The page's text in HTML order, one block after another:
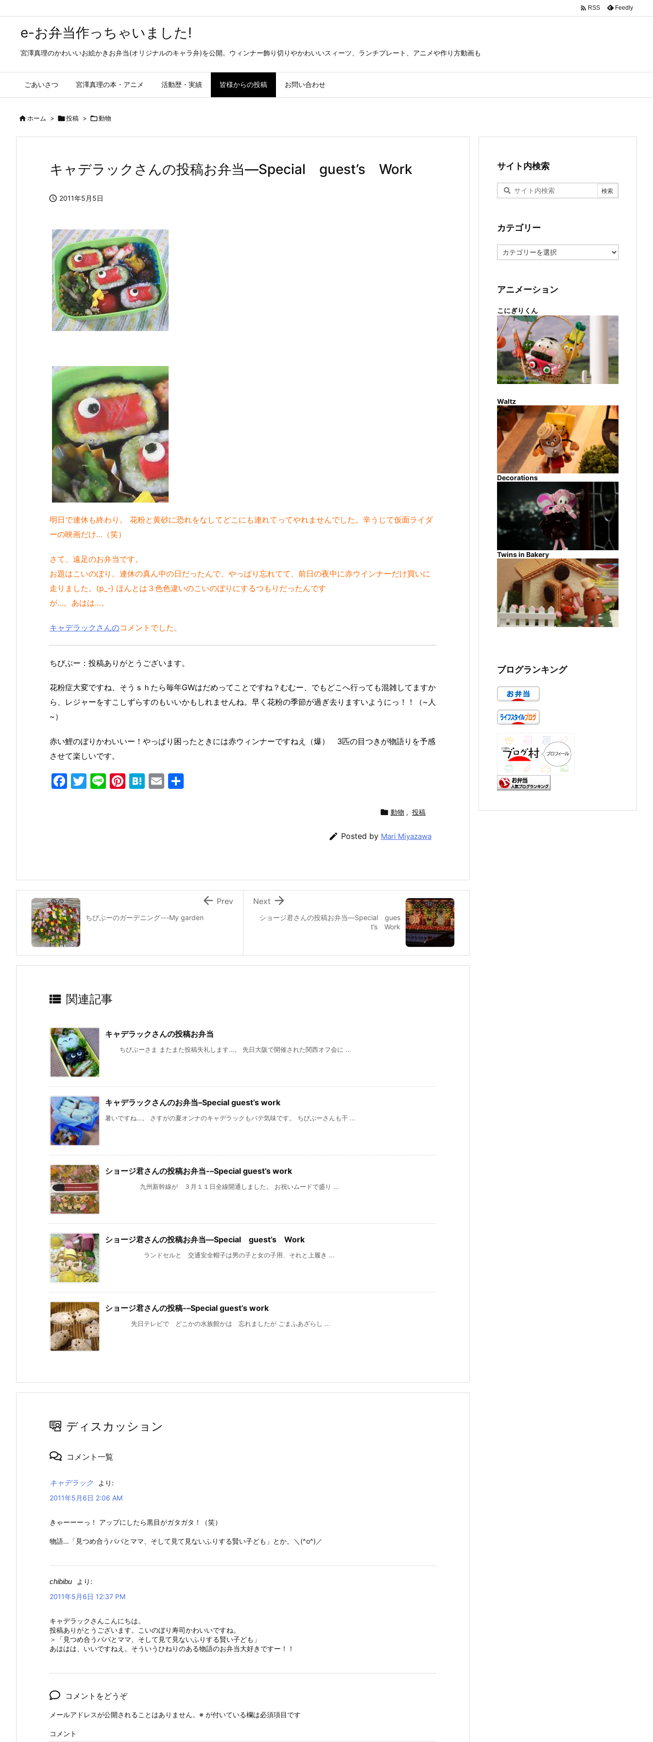
e-お弁当作っちゃいました!
宮澤真理のかわいいお絵かきお弁当(オリジナルのキャラ弁)を公開。ウィンナー飾り切りやかわいいスィーツ、ランチプレート、アニメや作り方動画も
ごあいさつ 宮澤真理の本・アニメ 活動歴・実績 皆様からの投稿 お問い合わせ
 RSS Feedly
ホーム > 投稿 > 動物
キャデラックさんの投稿お弁当—Special guest’s Work
 2011年5月5日
明日で連休も終わり。 花粉と黄砂に恐れをなしてどこにも連れてってやれませんでした。辛うじて仮面ライダ
ーの映画だけ…（笑）
さて、遠足のお弁当です。
お題はこいのぼり。連休の真ん中の日だったんで、やっぱり忘れてて、前日の夜中に赤ウインナーだけ買いに
走りました。(p_-) ほんとは３色色違いのこいのぼりにするつもりだったんです
が…。あはは…。
キャデラックさんのコメントでした。
ちびぶー：投稿ありがとうございます。
花粉症大変ですね、そうｓｈたら毎年GWはだめってことですね？むむー、でもどこへ行っても混雑してますか
ら、レジャーをすこしずらすのもいいかもしれませんね。早く花粉の季節が過ぎ去りますいようにっ！！（~人
~）
赤い鯉のぼりかわいいー！やっぱり困ったときには赤ウィンナーですねえ（爆） 3匹の目つきが物語りを予感
させて楽しいです。
F
k
T
Li Pi H
E
 動物 , 投稿
 Posted by Mari Miyazawa
ショージ君さんの投稿お弁当—Special gues
t’s Work

Next
ちびぶーのガーデニング---My garden
 Prev
 関連記事
キャデラックさんの投稿お弁当
ちびぶーさま またまた投稿失礼します…。 先日大阪で開催された関西オフ会に ...
キャデラックさんのお弁当–Special guest’s work
暑いですね…。 さすがの夏オンナのキャデラックもバテ気味です。 ちびぶーさんも干 ...
ショージ君さんの投稿お弁当-–Special guest’s work
九州新幹線が ３月１１日全線開通しました。 お祝いムードで盛り ...
ショージ君さんの投稿お弁当—Special guest’s Work
ランドセルと 交通安全帽子は男の子と女の子用、それと上履き ...
ショージ君さんの投稿-–Special guest’s work
先日テレビで どこかの水族館かは 忘れましたが ごまふあざらし ...
ディスカッション
コメント一覧
キャデラック
より:
2011年5月6日 2:06 AM
きゃーーーっ！ アップにしたら黒目がガタガタ！（笑）
物語…「見つめ合うパパとママ、そして見て見ないふりする賢い子ども」とか。＼(^o^)／
chibibu
より:
2011年5月6日 12:37 PM
キャデラックさんこんにちは。
投稿ありがとうございます。こいのぼり寿司かわいいですね。
＞「見つめ合うパパとママ、そして見て見ないふりする賢い子ども」
あははは、いいですねえ。そういうひねりのある物語のお弁当大好きですー！！
コメントをどうぞ
メールアドレスが公開されることはありません。 ※ が付いている欄は必須項目です
コメント
サイト内検索
カテゴリー
テ
ー
アニメーション
こにぎりくん
Waltz
Decorations
Twins in Bakery
ブログランキング